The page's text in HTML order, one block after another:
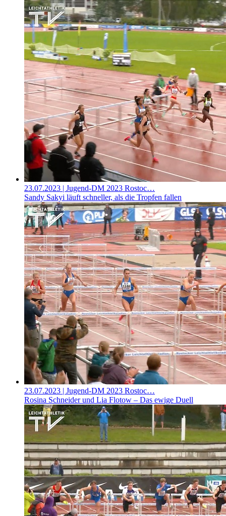
23.07.2023 | Jugend-DM 2023 Rostoc…
Sandy Sakyi läuft schneller, als die Tropfen fallen
23.07.2023 | Jugend-DM 2023 Rostoc…
Rosina Schneider und Lia Flotow – Das ewige Duell